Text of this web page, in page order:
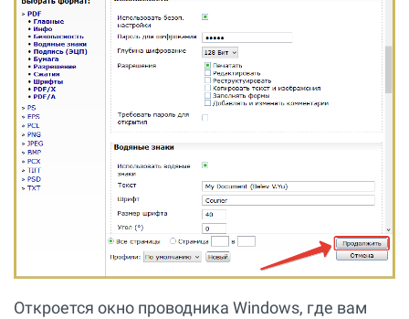
Откроется окно проводника Windows, где вам